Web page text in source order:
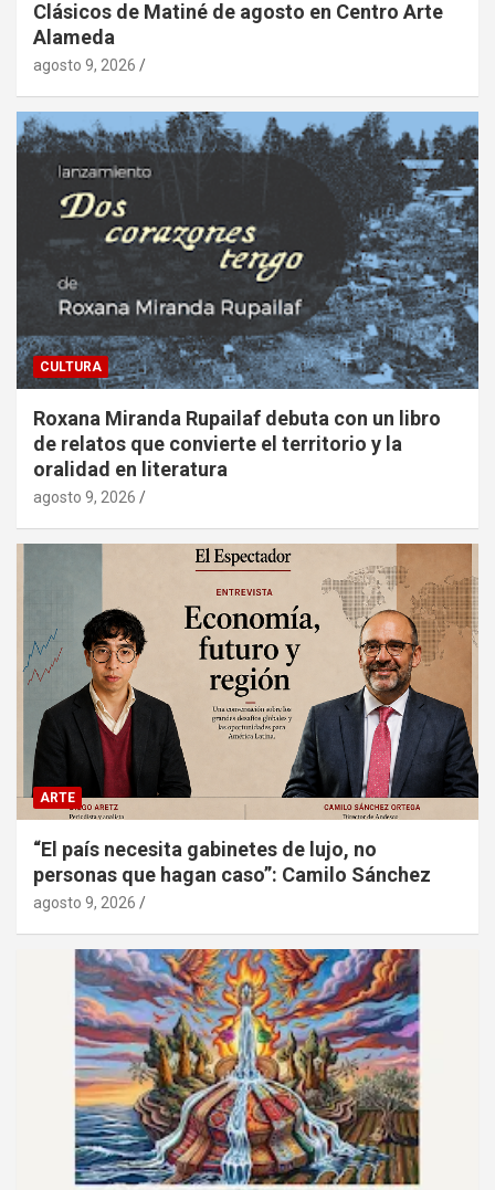
Clásicos de Matiné de agosto en Centro Arte
Alameda
agosto 9, 2026
CULTURA
Roxana Miranda Rupailaf debuta con un libro
de relatos que convierte el territorio y la
oralidad en literatura
agosto 9, 2026
ARTE
“El país necesita gabinetes de lujo, no
personas que hagan caso”: Camilo Sánchez
agosto 9, 2026